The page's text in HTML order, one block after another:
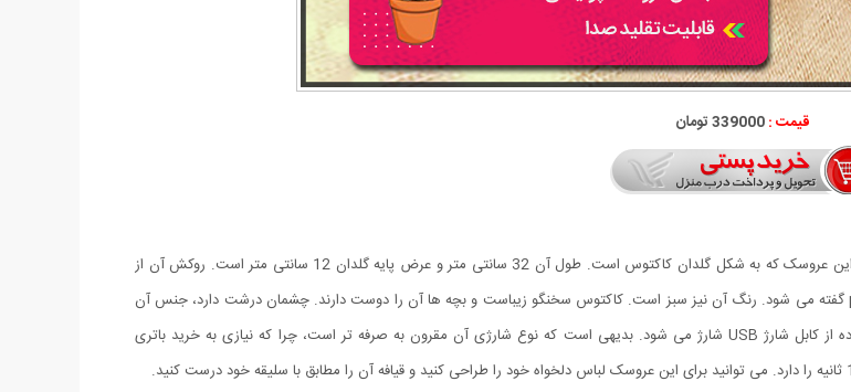
قیمت :339000 تومان
عروسک کاکتوس رقصنده سخنگو شارژی یک اسباب بازی جدید از جنس مخمل است. این عروسک که به شکل گلدان کاکتوس است. طول آن 32 سانتی متر و عرض پایه گلدان 12 سانتی متر است. روکش آن از
مخمل و داخل آن با مواد نرم پنبه ای پر شده است. به این نوع اسباب بازی، plush toy گفته می شود. رنگ آن نیز سبز است. کاکتوس سخنگو زیباست و بچه ها آن را دوست دارند. چشمان درشت دارد، جنس آن
با کیفیت، نرم و فاقد هر گونه حساسیت است. این عروسک از نوع شارژی که با استفاده از کابل شارژ USB شارژ می شود. بدیهی است که نوع شارژی آن مقرون به صرفه تر است، چرا که نیازی به خرید باتری